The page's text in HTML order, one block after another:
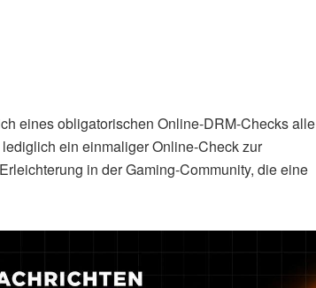
eines obligatorischen Online-DRM-Checks alle
ein einmaliger Online-Check zur
in der Gaming-Community, die eine